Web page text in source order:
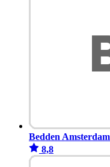
Bedden
8,8